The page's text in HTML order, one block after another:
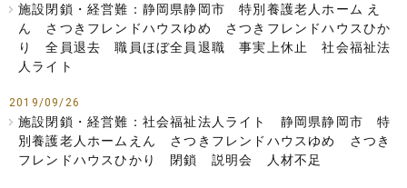
施設閉鎖・経営難：静岡県静岡市 特別養護老人ホーム え
ん さつきフレンドハウスゆめ さつきフレンドハウスひか
り 全員退去 職員ほぼ全員退職 事実上休止 社会福祉法
人ライト
2019/09/26
施設閉鎖・経営難：社会福祉法人ライト 静岡県静岡市 特
別養護老人ホームえん さつきフレンドハウスゆめ さつき
フレンドハウスひかり 閉鎖 説明会 人材不足